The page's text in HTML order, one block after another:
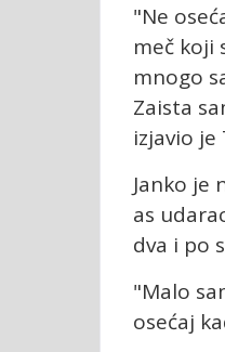
"Ne
meč koji
mnogo
Zaista
izjavio je
Janko je
as
dva i po
"Malo
osećaj